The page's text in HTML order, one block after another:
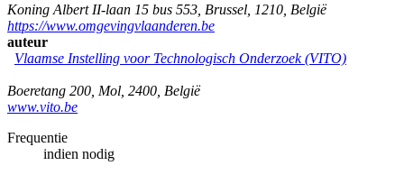
Koning Albert II-laan 15 bus 553 Brussel 1210 België
https://www.omgevingvlaanderen.be
auteur
Vlaamse Instelling voor Technologisch Onderzoek (VITO)
Boeretang 200 Mol 2400 België
www.vito.be
Frequentie
indien nodig